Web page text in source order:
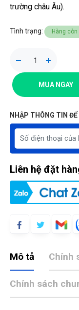
trường châu Âu).
Tình trạng: Hàng còn
MUA NGAY
NHẬP THÔNG TIN
Liên hệ đặt
Mô tả Chính
Chính sách